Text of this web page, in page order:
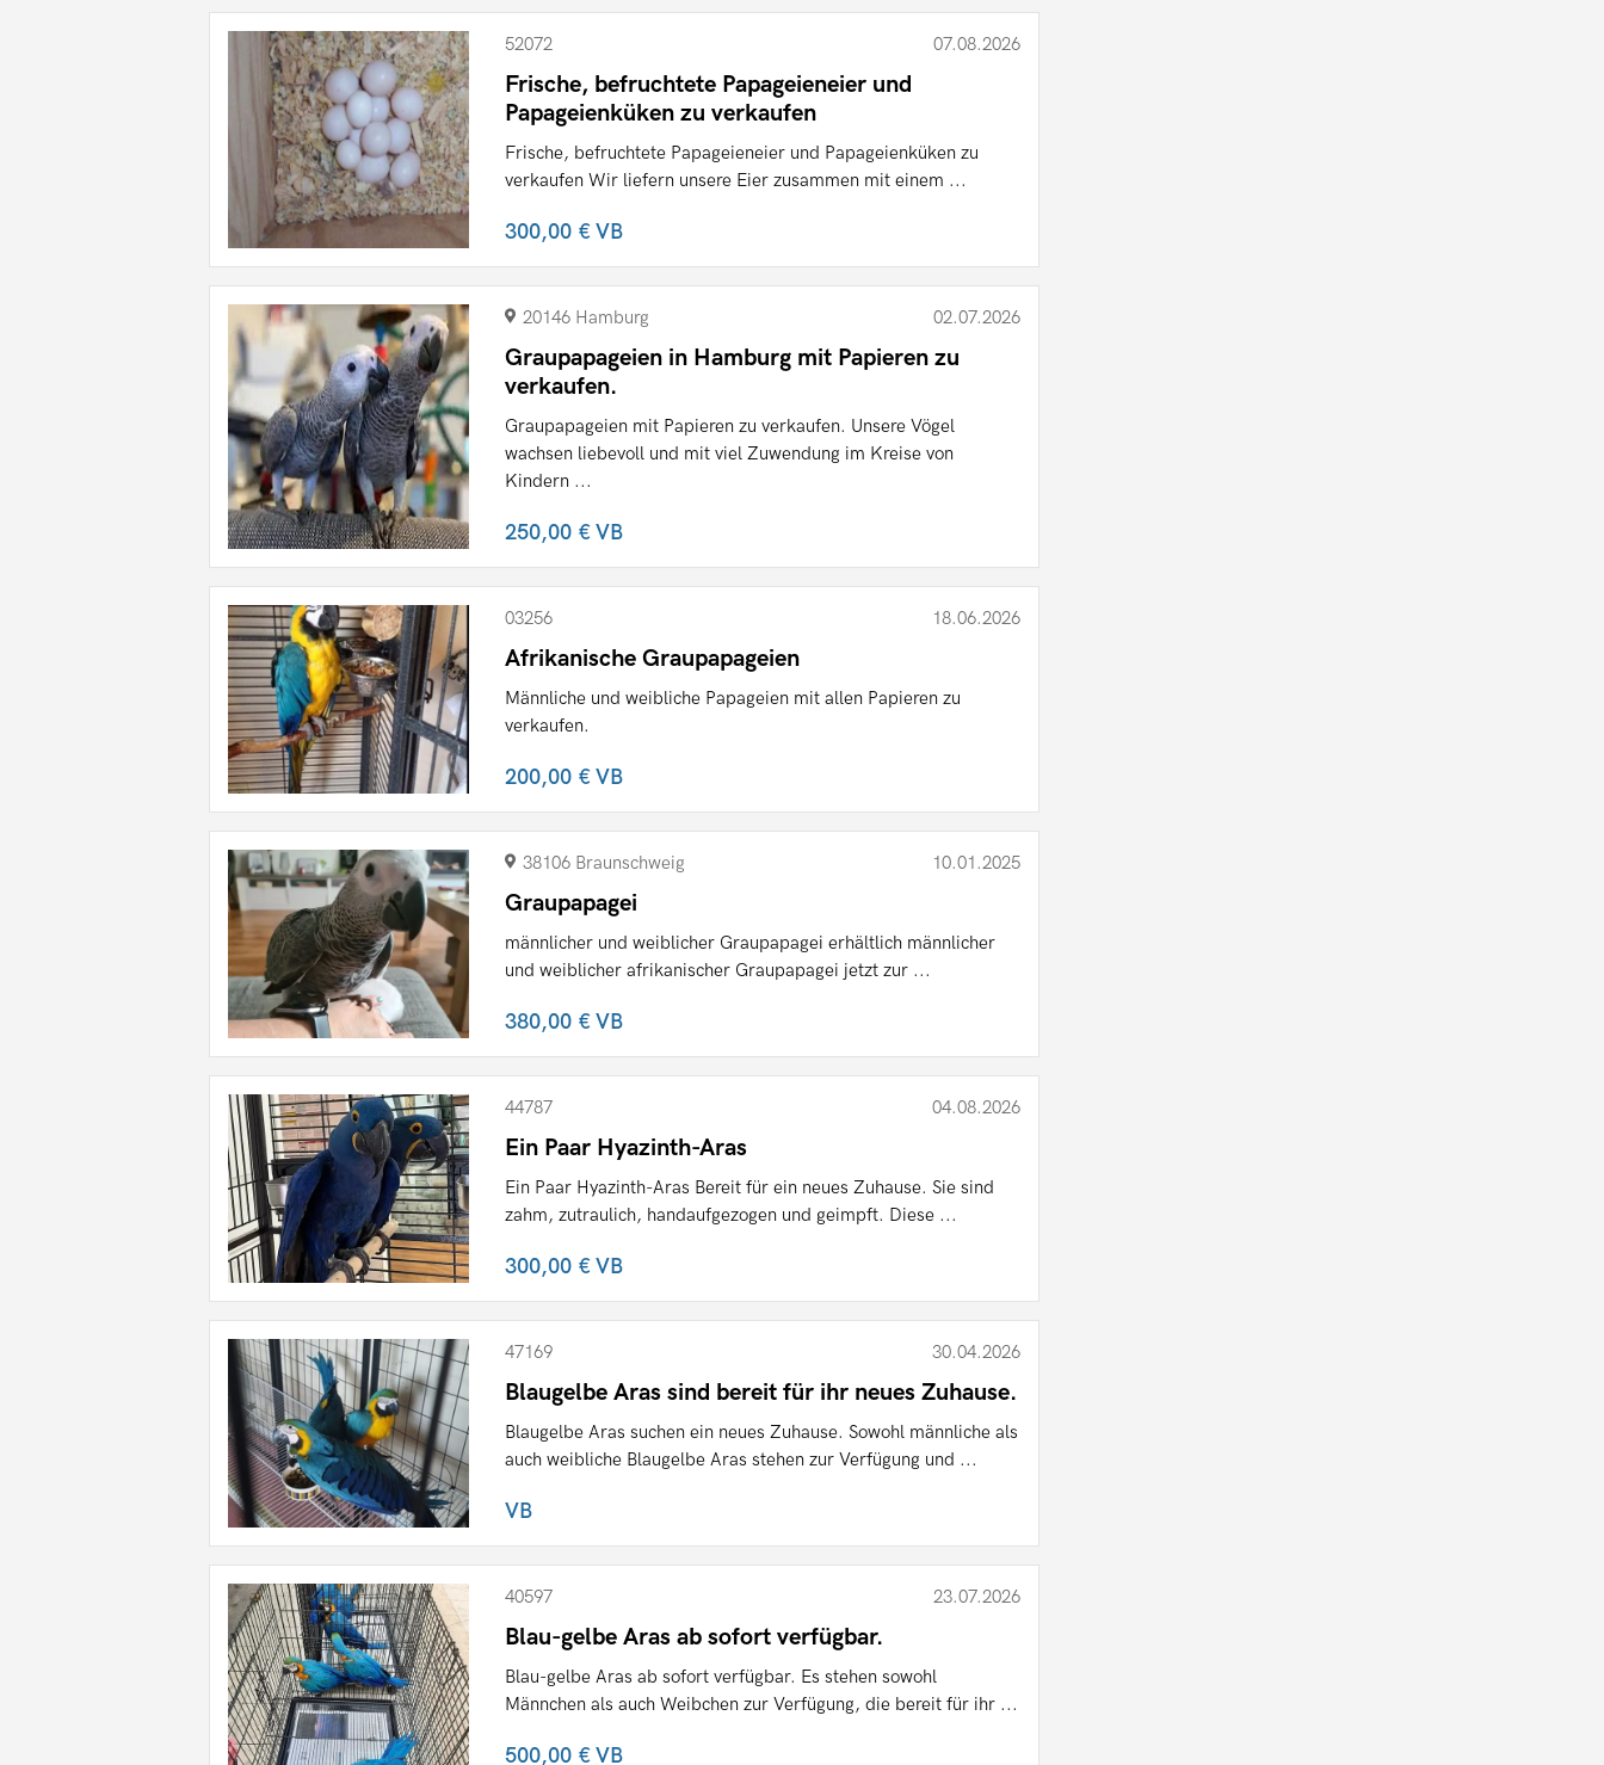
52072 07.08.2026
Frische, befruchtete Papageieneier und
Papageienküken zu verkaufen
Frische, befruchtete Papageieneier und Papageienküken zu
verkaufen Wir liefern unsere Eier zusammen mit einem ...
300,00 €VB
20146 Hamburg 02.07.2026
Graupapageien in Hamburg mit Papieren zu
verkaufen.
Graupapageien mit Papieren zu verkaufen. Unsere Vögel
wachsen liebevoll und mit viel Zuwendung im Kreise von
Kindern ...
250,00 €VB
03256 18.06.2026
Afrikanische Graupapageien
Männliche und weibliche Papageien mit allen Papieren zu
verkaufen.
200,00 €VB
38106 Braunschweig 10.01.2025
Graupapagei
männlicher und weiblicher Graupapagei erhältlich männlicher
und weiblicher afrikanischer Graupapagei jetzt zur ...
380,00 €VB
44787 04.08.2026
Ein Paar Hyazinth-Aras
Ein Paar Hyazinth-Aras Bereit für ein neues Zuhause. Sie sind
zahm, zutraulich, handaufgezogen und geimpft. Diese ...
300,00 €VB
47169 30.04.2026
Blaugelbe Aras sind bereit für ihr neues Zuhause.
Blaugelbe Aras suchen ein neues Zuhause. Sowohl männliche als
auch weibliche Blaugelbe Aras stehen zur Verfügung und ...
VB
40597 23.07.2026
Blau-gelbe Aras ab sofort verfügbar.
Blau-gelbe Aras ab sofort verfügbar. Es stehen sowohl
Männchen als auch Weibchen zur Verfügung, die bereit für ihr ...
500,00 €VB